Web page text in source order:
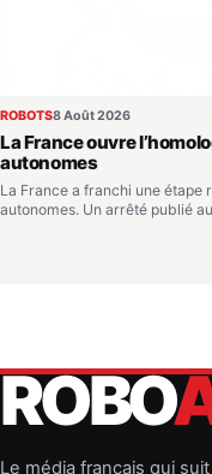
ROBOTS8 Août 2026
La France ouvre
autonomes
La France a franchi une
autonomes. Un arrêté publié
ROBO
Le média français qui